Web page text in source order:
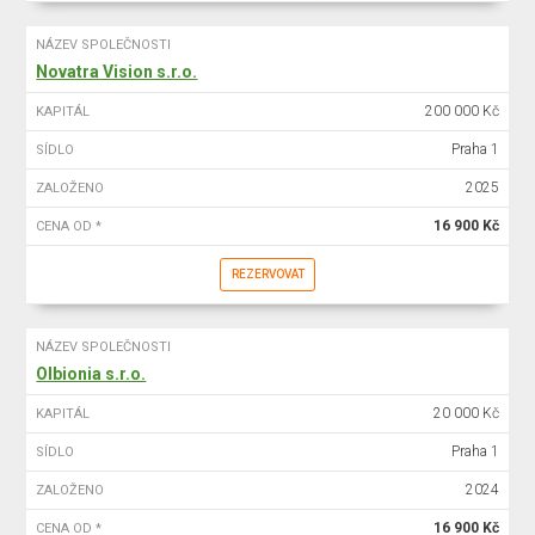
NÁZEV SPOLEČNOSTI
Novatra Vision s.r.o.
KAPITÁL 200 000 Kč
SÍDLO Praha 1
ZALOŽENO 2025
CENA OD * 16 900 Kč
REZERVOVAT
NÁZEV SPOLEČNOSTI
Olbionia s.r.o.
KAPITÁL 20 000 Kč
SÍDLO Praha 1
ZALOŽENO 2024
CENA OD * 16 900 Kč